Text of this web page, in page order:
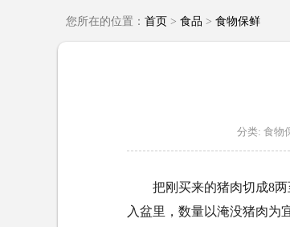
您所在的位置： 首页 > 食品 > 食物保鲜
分类: 食物
把刚买来的猪肉切成8
入盆里，数量以淹没猪肉为